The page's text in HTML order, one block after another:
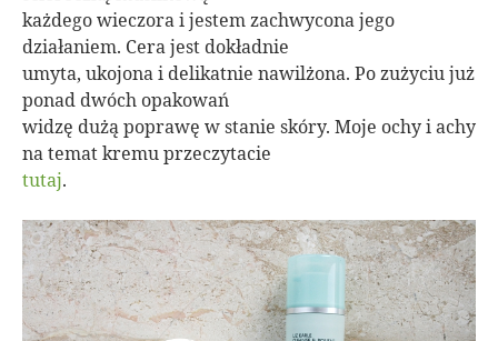
każdego wieczora i jestem zachwycona jego
działaniem. Cera jest dokładnie
umyta, ukojona i delikatnie nawilżona. Po zużyciu już
ponad dwóch opakowań
widzę dużą poprawę w stanie skóry. Moje ochy i achy
na temat kremu przeczytacie
tutaj.